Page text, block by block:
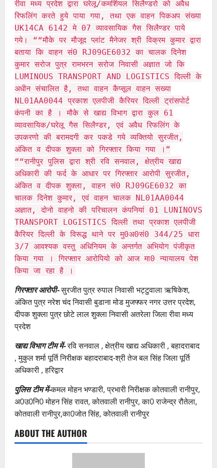
रीवा मध्य प्रदेश द्वारा घरेलू/कमर्शियल सिलैण्डरो को अवैध
रिफलिंग करते हुये पाया गया, तथा एक वाहन पिकअप संख्या
UK14CA 6142 मे 07 व्यावसायिक गैस सिलैण्डर पाये
गये। ““मौके पर मौजूद प्लांट मैनेजर श्री विक्रम कुमार द्वारा
बताया कि वाहन सं0 RJ09GE6032 का चालक दिनेश
कुमार सरोज पुत्र रामभरन सरोज निवासी अज्ञात जो कि
LUMINOUS TRANSPORT AND LOGISTICS दिल्ली के
अधीन संचालित है, तथा वाहन कैप्सूल वाहन सख्या
NL01AA0044 प्रकाश एलपीजी कैरियर दिल्ली ट्रांसपोर्ट
कंपनी का है । मौके से खाद्य विभाग द्वारा कुल 61
व्यावसायिक/घरेलू गैस सिलैण्डर, एवं अवैध रिफलिंग के
उपकरणो की बरामदगी कर पकडे गये व्यक्तियो सुरजीत,
अंकित व दीपक शुक्ला को गिरफ्तार किया गया ।”
““रानीपुर पुलिस द्वारा श्री रवि सनवाल, क्षेत्रीय खाद्य
अधिकारी की फर्द के आधार पर गिरफ्तार आरोपी सुरजीत,
अंकित व दीपक शुक्ला, वाहन सं0 RJ09GE6032 का
चालक दिनेश कुमार, एवं वाहन चालक NL01AA0044
अज्ञात, दोनो वाहनो की परिचालन कंपनियां 01 LUNINOVS
TRANSPORT LOGISTICS दिल्ली तथा प्रकाश एलपीजी
कैरियर दिल्ली के विरूद्ध थाने पर मु0अ0सं0 344/25 धारा
3/7 आवश्यक वस्तु अधिनियम के अन्तर्गत अभियोग पंजीकृत
किया गया । गिरफ्तार आरोपियो को आज मा0 न्यायालय पेश
किया जा रहा है ।
गिरफ्तार आरोपी-सुरजीत पुत्र रुपाल निवासी भट्टुवाला ऋषिकेश,
अंकित पुत्र नरेश चंद निवासी बुडाना मोड मुजफ्फर नगर उत्तर प्रदेश,
दीपक शुक्ला पुत्र छोटे लाल शुक्ला निवासी अतरेला जिला रीवा मध्य
प्रदेश
खाद्य विभाग टीम में-रवि सनवाल , क्षेत्रीय खाद्य अधिकारी , बहादराबाद
, मुकुल शर्मा पूर्ति निरीक्षक बहादराबाद-श्री तेज बल सिंह जिला पूर्ति
अधिकारी , हरिद्वार
पुलिस टीम में-कमल मोहन भण्डारी, प्रभारी निरीक्षक कोतवाली रानीपुर,
अ0उ0नि0 मोहन सिंह रावत, कोतवाली रानीपुर, का0 राजेन्द्र रौतेला,
कोतवाली रानीपुर,का0जोत सिंह, कोतवाली रानीपुर
ABOUT THE AUTHOR